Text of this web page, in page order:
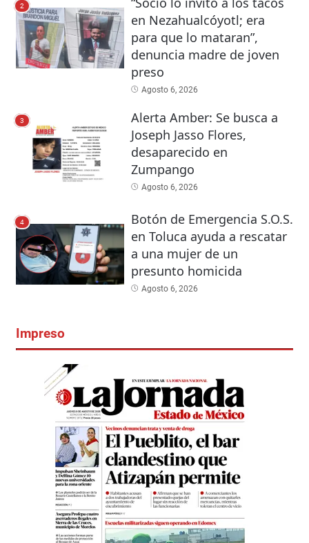
2
en Nezahualcóyotl; era
para que lo mataran”,
denuncia madre de joven
preso
Agosto 6, 2026
3
Alerta Amber: Se busca a
Joseph Jasso Flores,
desaparecido en
Zumpango
Agosto 6, 2026
4
Botón de Emergencia S.O.S.
en Toluca ayuda a rescatar
a una mujer de un
presunto homicida
Agosto 6, 2026
Impreso